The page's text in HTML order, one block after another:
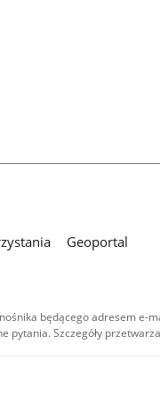
Geoportal
będącego adresem e-
pytania. Szczegóły